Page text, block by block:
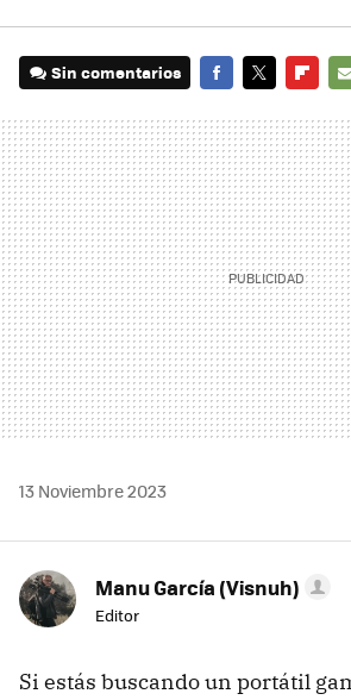
Sin comentarios
13 Noviembre 2023
Manu García (Visnuh)
Editor
Si estás buscando un portátil